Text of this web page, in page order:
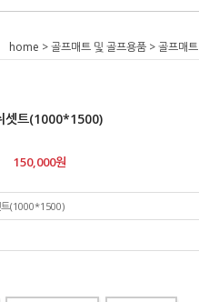
home >골프매트 및 골프용품 >골프매트
셋트(1000*1500)
150,000원
트(1000*1500)